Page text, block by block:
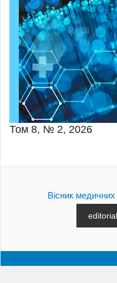
Том 8, № 2, 2026
Вісник медичних